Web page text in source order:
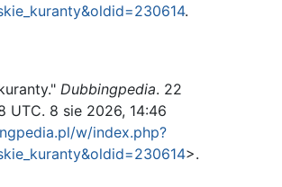
.
Dubbingpedia. 22
UTC. 8 sie 2026, 14:46
w/index.php?
>.